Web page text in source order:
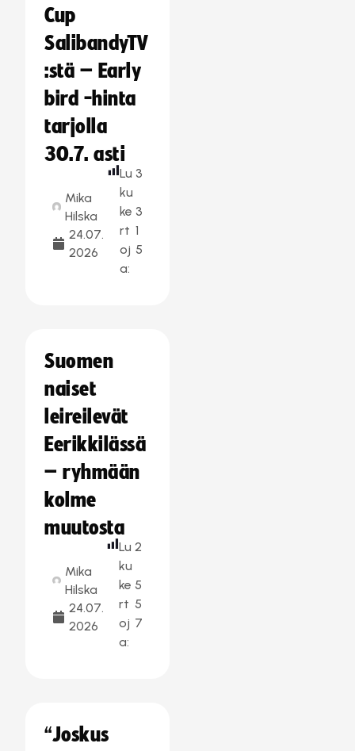
Cup
SalibandyTV
:stä – Early
bird -hinta
tarjolla
30.7. asti
Mika
Hilska
24.07.
2026
Lu
ku
ke
rt
oj
a:
3
3
1
5
Suomen
naiset
leireilevät
Eerikkilässä
– ryhmään
kolme
muutosta
Mika
Hilska
24.07.
2026
Lu
ku
ke
rt
oj
a:
2
5
5
7
“Joskus